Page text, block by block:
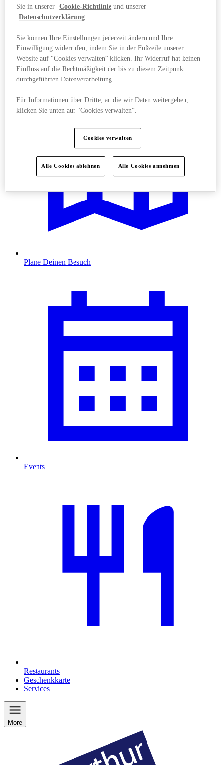
Angebote
Plane Deinen Besuch
Events
Restaurants
Geschenkkarte
Services
More
Sie in unserer
Cookie-Richtlinie und unserer
Datenschutzerklärung.
Sie können Ihre Einstellungen jederzeit ändern und Ihre
Einwilligung widerrufen, indem Sie in der Fußzeile unserer
Website auf "Cookies verwalten“ klicken. Ihr Widerruf hat keinen
Einfluss auf die Rechtmäßigkeit der bis zu diesem Zeitpunkt
durchgeführten Datenverarbeitung.
Für Informationen über Dritte, an die wir Daten weitergeben,
klicken Sie unten auf "Cookies verwalten“.
Cookies verwalten
Alle Cookies ablehnen Alle Cookies annehmen